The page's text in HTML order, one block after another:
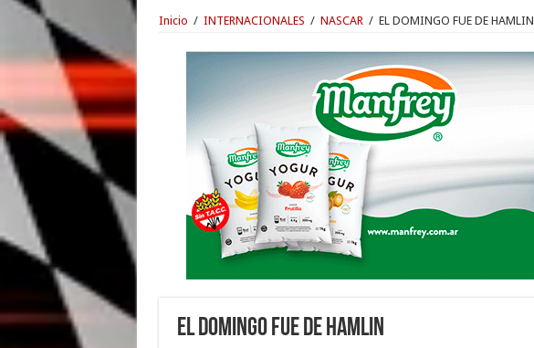
Inicio / INTERNACIONALES / NASCAR / EL DOMINGO FUE DE HAMLIN
EL DOMINGO FUE DE HAMLIN